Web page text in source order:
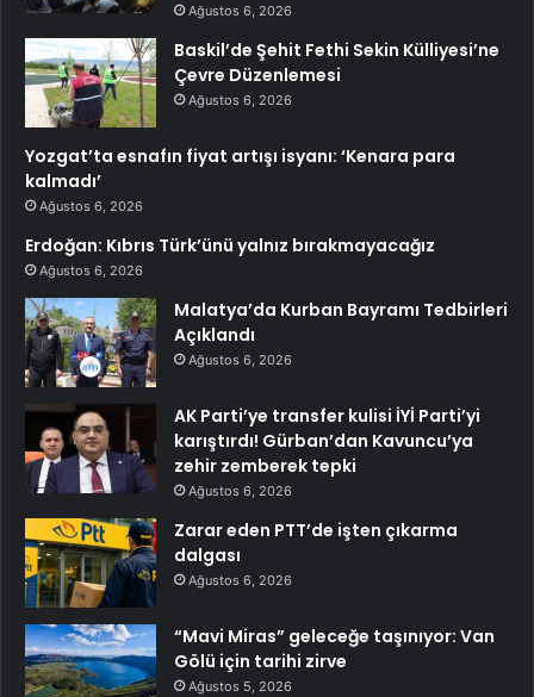
Ağustos 6, 2026
Baskil’de Şehit Fethi Sekin Külliyesi’ne
Çevre Düzenlemesi
Ağustos 6, 2026
Yozgat’ta esnafın fiyat artışı isyanı: ‘Kenara para
kalmadı’
Ağustos 6, 2026
Erdoğan: Kıbrıs Türk’ünü yalnız bırakmayacağız
Ağustos 6, 2026
Malatya’da Kurban Bayramı Tedbirleri
Açıklandı
Ağustos 6, 2026
AK Parti’ye transfer kulisi İYİ Parti’yi
karıştırdı! Gürban’dan Kavuncu’ya
zehir zemberek tepki
Ağustos 6, 2026
Zarar eden PTT’de işten çıkarma
dalgası
Ağustos 6, 2026
“Mavi Miras” geleceğe taşınıyor: Van
Gölü için tarihi zirve
Ağustos 5, 2026